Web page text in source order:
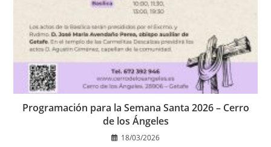
Programación para la Semana Santa 2026 – Cerro
de los Ángeles
18/03/2026